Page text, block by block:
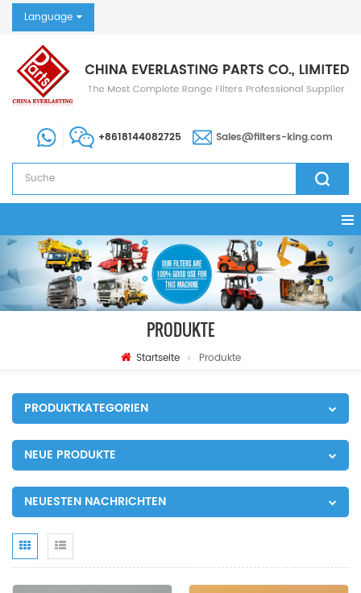
Language
+8618144082725 Sales@filters-king.com
PRODUKTE
Startseite Produkte
PRODUKTKATEGORIEN
NEUE PRODUKTE
NEUESTEN NACHRICHTEN